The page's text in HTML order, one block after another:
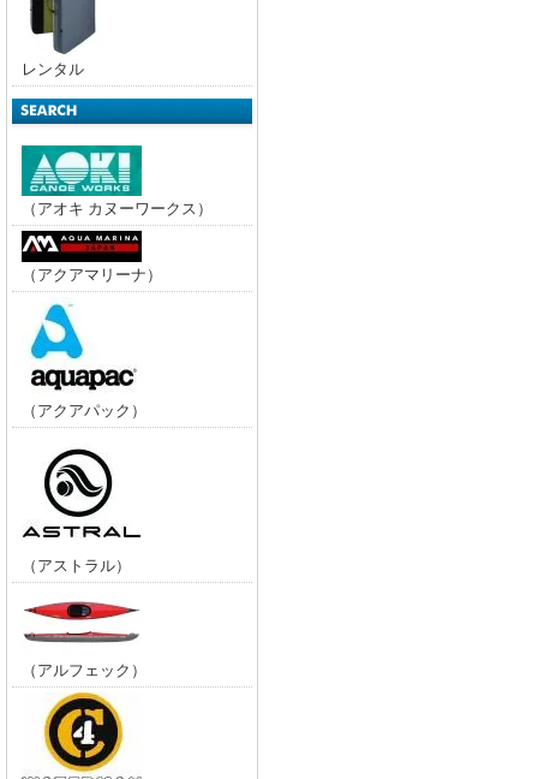
レンタル
（アオキ カヌーワークス）
（アクアマリーナ）
（アクアパック）
（アストラル）
（アルフェック）